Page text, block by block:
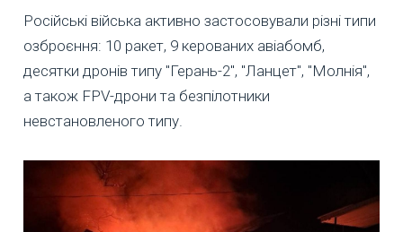
Російські війська активно застосовували різні типи
озброєння: 10 ракет, 9 керованих авіабомб,
десятки дронів типу "Герань-2", "Ланцет", "Молнія",
а також FPV-дрони та безпілотники
невстановленого типу.